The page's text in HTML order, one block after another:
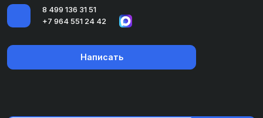
8 499 136 31 51
+7 964 551 24 42
Написать